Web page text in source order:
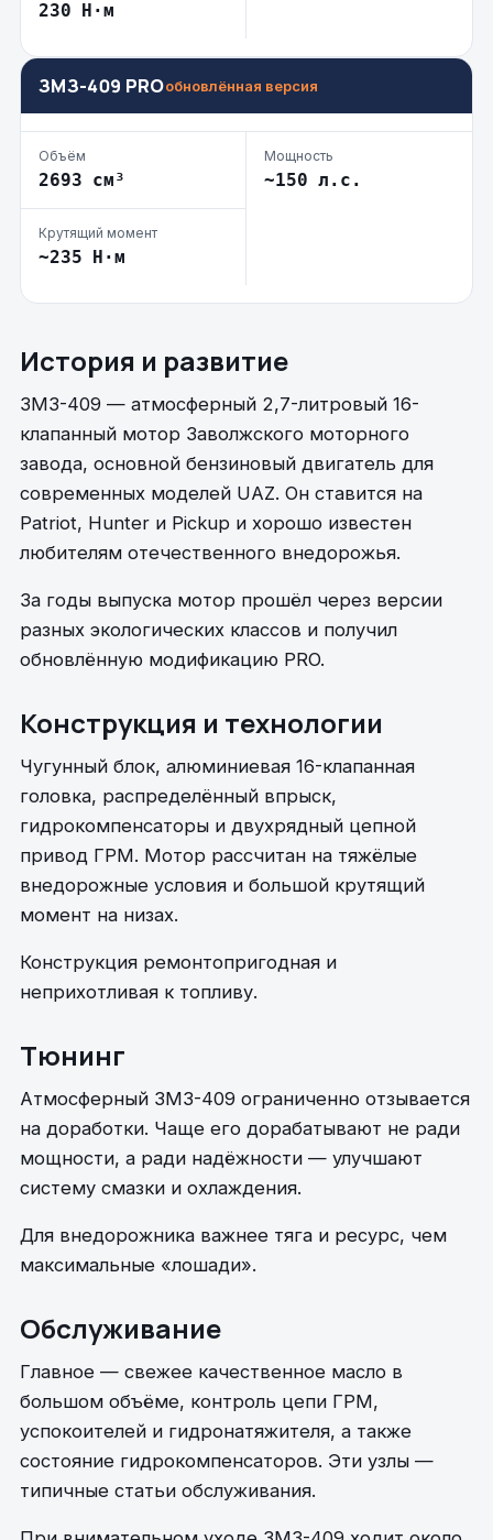
230 Н·м
ЗМЗ-409 PROобновлённая версия
Объём
2693 см³
Мощность
~150 л.с.
Крутящий момент
~235 Н·м
История и развитие
ЗМЗ-409 — атмосферный 2,7-литровый 16-
клапанный мотор Заволжского моторного
завода, основной бензиновый двигатель для
современных моделей UAZ. Он ставится на
Patriot, Hunter и Pickup и хорошо известен
любителям отечественного внедорожья.
За годы выпуска мотор прошёл через версии
разных экологических классов и получил
обновлённую модификацию PRO.
Конструкция и технологии
Чугунный блок, алюминиевая 16-клапанная
головка, распределённый впрыск,
гидрокомпенсаторы и двухрядный цепной
привод ГРМ. Мотор рассчитан на тяжёлые
внедорожные условия и большой крутящий
момент на низах.
Конструкция ремонтопригодная и
неприхотливая к топливу.
Тюнинг
Атмосферный ЗМЗ-409 ограниченно отзывается
на доработки. Чаще его дорабатывают не ради
мощности, а ради надёжности — улучшают
систему смазки и охлаждения.
Для внедорожника важнее тяга и ресурс, чем
максимальные «лошади».
Обслуживание
Главное — свежее качественное масло в
большом объёме, контроль цепи ГРМ,
успокоителей и гидронатяжителя, а также
состояние гидрокомпенсаторов. Эти узлы —
типичные статьи обслуживания.